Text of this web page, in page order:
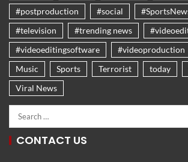
#postproduction
#social
#television
#trending news
#videoeditingsoftware
#videoproduction
Music
Sports Terrorist today
Viral News
CONTACT US